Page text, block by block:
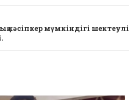
кәсіпкер мүмкіндігі шектеулі